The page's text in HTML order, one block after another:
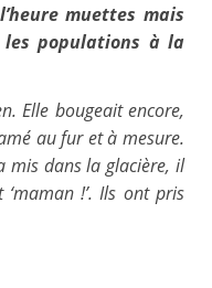
muettes mais
populations à la
Elle bougeait encore,
au fur et à mesure.
mis dans la glacière, il
!’. Ils ont pris